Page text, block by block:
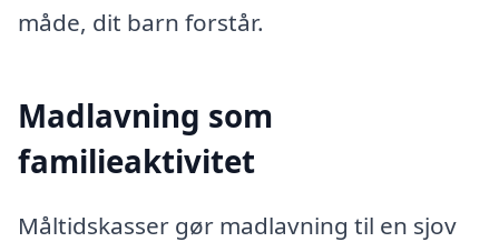
måde, dit barn forstår.
Madlavning som
familieaktivitet
Måltidskasser gør madlavning til en sjov